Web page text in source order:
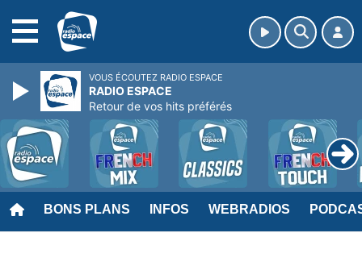
BONS PLANS INFOS WEBRADIOS
VOUS ÉCOUTEZ RADIO ESPACE
RADIO ESPACE
Retour de vos hits préférés